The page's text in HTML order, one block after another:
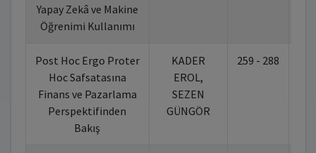
Yapay Zekâ ve Makine
Öğrenimi Kullanımı
Post Hoc Ergo Proter
Hoc Safsatasına
Finans ve Pazarlama
Perspektifinden
Bakış
KADER
EROL,
SEZEN
GÜNGÖR
259 - 288